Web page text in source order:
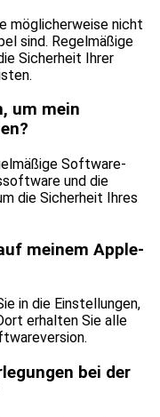
möglicherweise nicht
sind. Regelmäßige
Sicherheit Ihrer
um mein
Software-
und die
die Sicherheit Ihres
meinem Apple-
in die Einstellungen,
erhalten Sie alle
bei der